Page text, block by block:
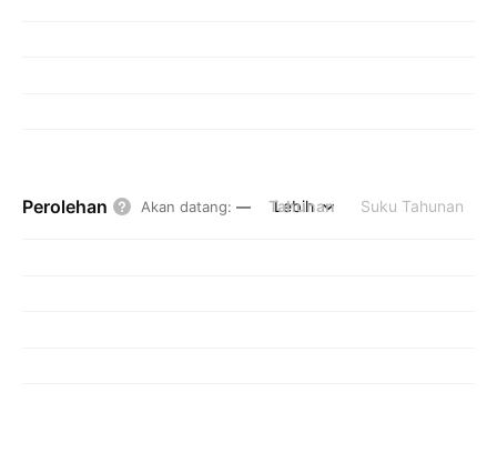
Perolehan Akan datang: — Tahunan Suku Tahunan
Lebih